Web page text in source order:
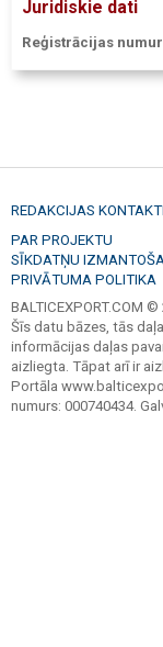
Juridiskie dati
Reģistrācijas
REDAKCIJAS KONTAKTI
PAR PROJEKTU
SĪKDATŅU
PRIVĀTUMA POLITIKA
BALTICEXPORT.COM
Šīs datu bāzes, tās
informācijas daļas
aizliegta. Tāpat arī ir
Portāla
numurs: 000740434.